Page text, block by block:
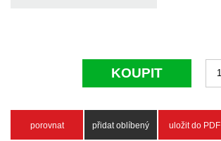
KOUPIT
porovnat přidat oblíbený uložit do PDF